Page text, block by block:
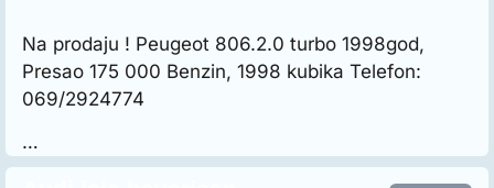
Na prodaju ! Peugeot 806.2.0 turbo 1998god,
Presao 175 000 Benzin, 1998 kubika Telefon:
069/2924774
…